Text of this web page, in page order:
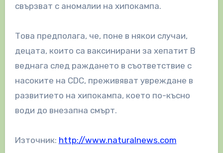
свързват с аномалии на хипокампа.
Това предполага, че, поне в някои случаи,
децата, които са ваксинирани за хепатит B
веднага след раждането в съответствие с
насоките на CDC, преживяват увреждане в
развитието на хипокампа, което по-късно
води до внезапна смърт.
Източник: http://www.naturalnews.com